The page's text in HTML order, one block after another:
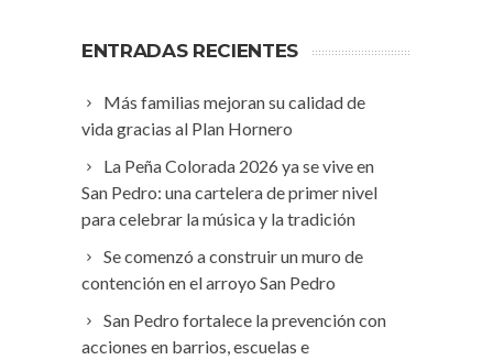
ENTRADAS RECIENTES
Más familias mejoran su calidad de
vida gracias al Plan Hornero
La Peña Colorada 2026 ya se vive en
San Pedro: una cartelera de primer nivel
para celebrar la música y la tradición
Se comenzó a construir un muro de
contención en el arroyo San Pedro
San Pedro fortalece la prevención con
acciones en barrios, escuelas e